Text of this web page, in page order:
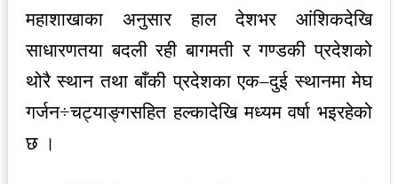
महाशाखाका अनुसार हाल देशभर आंशिकदेखि
साधारणतया बदली रही बागमती र गण्डकी प्रदेशको
थोरै स्थान तथा बाँकी प्रदेशका एक–दुई स्थानमा मेघ
गर्जन÷चट्याङ्गसहित हल्कादेखि मध्यम वर्षा भइरहेको
छ ।